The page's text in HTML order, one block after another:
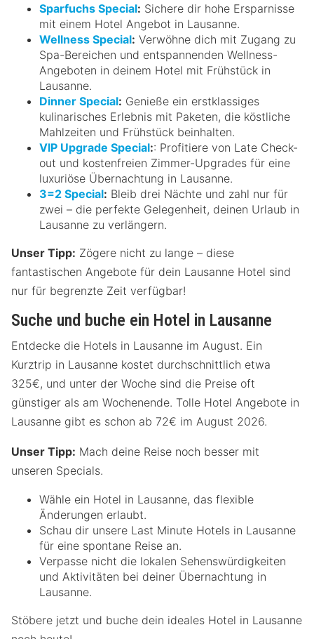
Sparfuchs Special: Sichere dir hohe Ersparnisse
mit einem Hotel Angebot in Lausanne.
Wellness Special: Verwöhne dich mit Zugang zu
Spa-Bereichen und entspannenden Wellness-
Angeboten in deinem Hotel mit Frühstück in
Lausanne.
Dinner Special: Genieße ein erstklassiges
kulinarisches Erlebnis mit Paketen, die köstliche
Mahlzeiten und Frühstück beinhalten.
VIP Upgrade Special:: Profitiere von Late Check-
out und kostenfreien Zimmer-Upgrades für eine
luxuriöse Übernachtung in Lausanne.
3=2 Special: Bleib drei Nächte und zahl nur für
zwei – die perfekte Gelegenheit, deinen Urlaub in
Lausanne zu verlängern.
Unser Tipp: Zögere nicht zu lange – diese
fantastischen Angebote für dein Lausanne Hotel sind
nur für begrenzte Zeit verfügbar!
Suche und buche ein Hotel in Lausanne
Entdecke die Hotels in Lausanne im August. Ein
Kurztrip in Lausanne kostet durchschnittlich etwa
325€, und unter der Woche sind die Preise oft
günstiger als am Wochenende. Tolle Hotel Angebote in
Lausanne gibt es schon ab 72€ im August 2026.
Unser Tipp: Mach deine Reise noch besser mit
unseren Specials.
Wähle ein Hotel in Lausanne, das flexible
Änderungen erlaubt.
Schau dir unsere Last Minute Hotels in Lausanne
für eine spontane Reise an.
Verpasse nicht die lokalen Sehenswürdigkeiten
und Aktivitäten bei deiner Übernachtung in
Lausanne.
Stöbere jetzt und buche dein ideales Hotel in Lausanne